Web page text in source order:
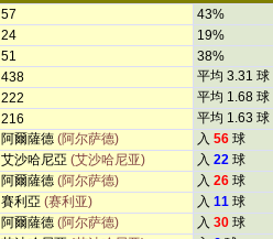
57
43%
24
19%
51
38%
438
平均 3.31 球
222
平均 1.68 球
216
平均 1.63 球
阿爾薩德 (阿尔萨德) 入 56 球
艾沙哈尼亞 (艾沙哈尼亚) 入 22 球
阿爾薩德 (阿尔萨德) 入 26 球
賽利亞 (赛利亚) 入 11 球
阿爾薩德 (阿尔萨德) 入 30 球